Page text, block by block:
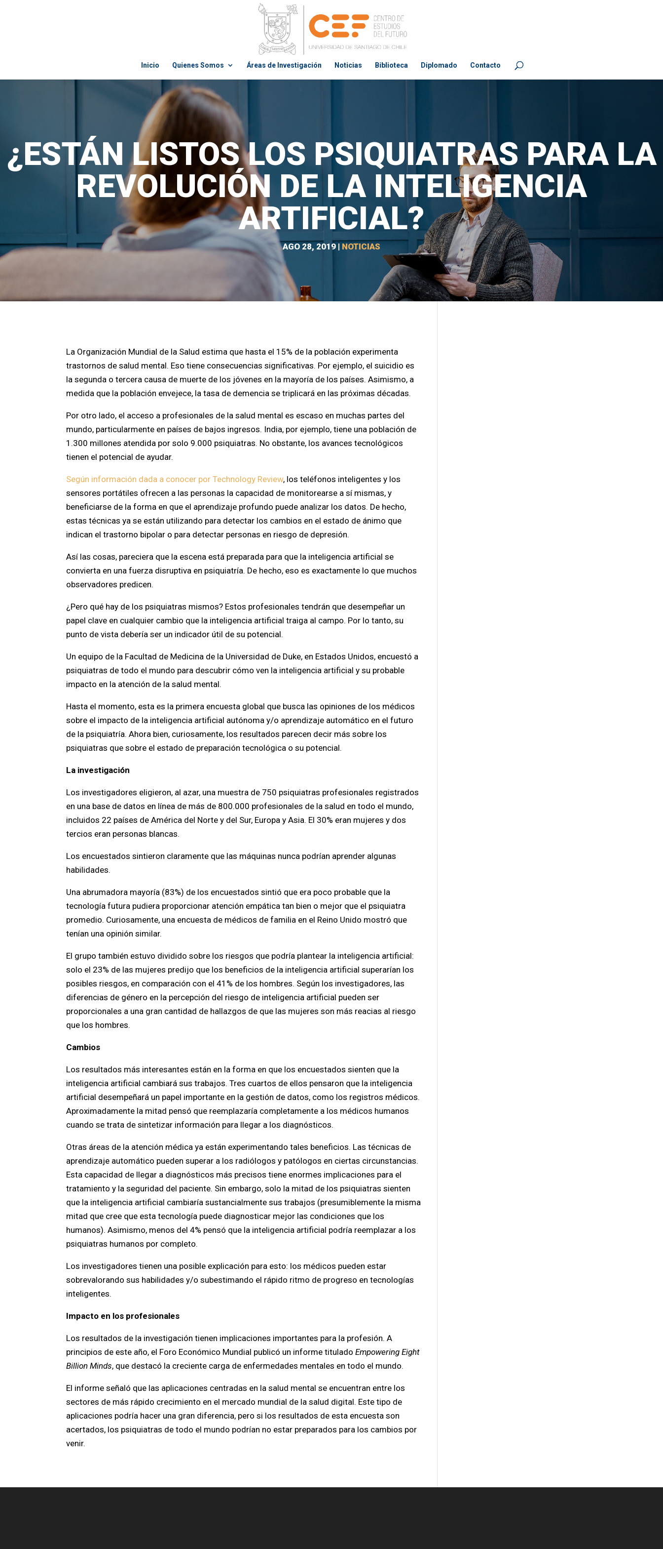
Inicio Quienes Somos Áreas de Investigación Noticias Biblioteca Diplomado Contacto
¿ESTÁN LISTOS LOS PSIQUIATRAS PARA LA
REVOLUCIÓN DE LA INTELIGENCIA
ARTIFICIAL?
AGO 28, 2019 | NOTICIAS
La Organización Mundial de la Salud estima que hasta el 15% de la población experimenta
trastornos de salud mental. Eso tiene consecuencias significativas. Por ejemplo, el suicidio es
la segunda o tercera causa de muerte de los jóvenes en la mayoría de los países. Asimismo, a
medida que la población envejece, la tasa de demencia se triplicará en las próximas décadas.
Por otro lado, el acceso a profesionales de la salud mental es escaso en muchas partes del
mundo, particularmente en países de bajos ingresos. India, por ejemplo, tiene una población de
1.300 millones atendida por solo 9.000 psiquiatras. No obstante, los avances tecnológicos
tienen el potencial de ayudar.
Según información dada a conocer por Technology Review, los teléfonos inteligentes y los
sensores portátiles ofrecen a las personas la capacidad de monitorearse a sí mismas, y
beneficiarse de la forma en que el aprendizaje profundo puede analizar los datos. De hecho,
estas técnicas ya se están utilizando para detectar los cambios en el estado de ánimo que
indican el trastorno bipolar o para detectar personas en riesgo de depresión.
Así las cosas, pareciera que la escena está preparada para que la inteligencia artificial se
convierta en una fuerza disruptiva en psiquiatría. De hecho, eso es exactamente lo que muchos
observadores predicen.
¿Pero qué hay de los psiquiatras mismos? Estos profesionales tendrán que desempeñar un
papel clave en cualquier cambio que la inteligencia artificial traiga al campo. Por lo tanto, su
punto de vista debería ser un indicador útil de su potencial.
Un equipo de la Facultad de Medicina de la Universidad de Duke, en Estados Unidos, encuestó a
psiquiatras de todo el mundo para descubrir cómo ven la inteligencia artificial y su probable
impacto en la atención de la salud mental.
Hasta el momento, esta es la primera encuesta global que busca las opiniones de los médicos
sobre el impacto de la inteligencia artificial autónoma y/o aprendizaje automático en el futuro
de la psiquiatría. Ahora bien, curiosamente, los resultados parecen decir más sobre los
psiquiatras que sobre el estado de preparación tecnológica o su potencial.
La investigación
Los investigadores eligieron, al azar, una muestra de 750 psiquiatras profesionales registrados
en una base de datos en línea de más de 800.000 profesionales de la salud en todo el mundo,
incluidos 22 países de América del Norte y del Sur, Europa y Asia. El 30% eran mujeres y dos
tercios eran personas blancas.
Los encuestados sintieron claramente que las máquinas nunca podrían aprender algunas
habilidades.
Una abrumadora mayoría (83%) de los encuestados sintió que era poco probable que la
tecnología futura pudiera proporcionar atención empática tan bien o mejor que el psiquiatra
promedio. Curiosamente, una encuesta de médicos de familia en el Reino Unido mostró que
tenían una opinión similar.
El grupo también estuvo dividido sobre los riesgos que podría plantear la inteligencia artificial:
solo el 23% de las mujeres predijo que los beneficios de la inteligencia artificial superarían los
posibles riesgos, en comparación con el 41% de los hombres. Según los investigadores, las
diferencias de género en la percepción del riesgo de inteligencia artificial pueden ser
proporcionales a una gran cantidad de hallazgos de que las mujeres son más reacias al riesgo
que los hombres.
Cambios
Los resultados más interesantes están en la forma en que los encuestados sienten que la
inteligencia artificial cambiará sus trabajos. Tres cuartos de ellos pensaron que la inteligencia
artificial desempeñará un papel importante en la gestión de datos, como los registros médicos.
Aproximadamente la mitad pensó que reemplazaría completamente a los médicos humanos
cuando se trata de sintetizar información para llegar a los diagnósticos.
Otras áreas de la atención médica ya están experimentando tales beneficios. Las técnicas de
aprendizaje automático pueden superar a los radiólogos y patólogos en ciertas circunstancias.
Esta capacidad de llegar a diagnósticos más precisos tiene enormes implicaciones para el
tratamiento y la seguridad del paciente. Sin embargo, solo la mitad de los psiquiatras sienten
que la inteligencia artificial cambiaría sustancialmente sus trabajos (presumiblemente la misma
mitad que cree que esta tecnología puede diagnosticar mejor las condiciones que los
humanos). Asimismo, menos del 4% pensó que la inteligencia artificial podría reemplazar a los
psiquiatras humanos por completo.
Los investigadores tienen una posible explicación para esto: los médicos pueden estar
sobrevalorando sus habilidades y/o subestimando el rápido ritmo de progreso en tecnologías
inteligentes.
Impacto en los profesionales
Los resultados de la investigación tienen implicaciones importantes para la profesión. A
principios de este año, el Foro Económico Mundial publicó un informe tituladoEmpowering Eight
Billion Minds, que destacó la creciente carga de enfermedades mentales en todo el mundo.
El informe señaló que las aplicaciones centradas en la salud mental se encuentran entre los
sectores de más rápido crecimiento en el mercado mundial de la salud digital. Este tipo de
aplicaciones podría hacer una gran diferencia, pero si los resultados de esta encuesta son
acertados, los psiquiatras de todo el mundo podrían no estar preparados para los cambios por
venir.